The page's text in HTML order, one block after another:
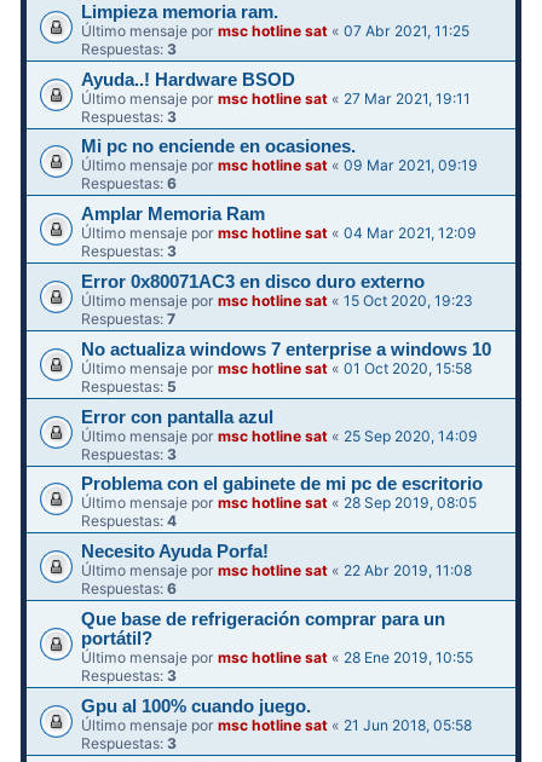
Limpieza memoria ram.
Último mensaje pormsc hotline sat «07 Abr 2021, 11:25
Respuestas: 3
Ayuda..! Hardware BSOD
Último mensaje pormsc hotline sat « 27 Mar 2021, 19:11
Respuestas:3
Mi pc no enciende en ocasiones.
Último mensaje pormsc hotline sat «09 Mar 2021, 09:19
Respuestas:6
Amplar Memoria Ram
Último mensaje pormsc hotline sat «04 Mar 2021, 12:09
Respuestas:3
Error 0x80071AC3 en disco duro externo
Último mensaje pormsc hotline sat «15 Oct 2020, 19:23
Respuestas:7
No actualiza windows 7 enterprise a windows 10
Último mensaje pormsc hotline sat «01 Oct 2020, 15:58
Respuestas: 5
Error con pantalla azul
Último mensaje pormsc hotline sat « 25 Sep 2020, 14:09
Respuestas: 3
Problema con el gabinete de mi pc de escritorio
Último mensaje pormsc hotline sat « 28 Sep 2019, 08:05
Respuestas:4
Necesito Ayuda Porfa!
Último mensaje pormsc hotline sat « 22 Abr 2019, 11:08
Respuestas:6
Que base de refrigeración comprar para un
portátil?
Último mensaje pormsc hotline sat « 28 Ene 2019, 10:55
Respuestas:3
Gpu al 100% cuando juego.
Último mensaje pormsc hotline sat « 21 Jun 2018, 05:58
Respuestas: 3